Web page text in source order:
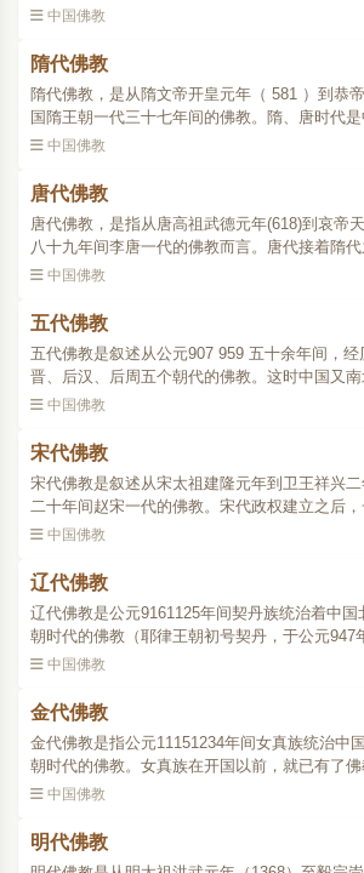
齐、北周诸代的佛教。北魏拓跋氏从道武帝（
中国佛教
隋代佛教
隋代佛教，是从隋文帝开皇元年（ 581 ）到恭
国隋王朝一代三十七年间的佛教。隋、唐时代
期。隋代虽然立国不久，但在政治上统一了南
中国佛教
唐代佛教
唐代佛教，是指从唐高祖武德元年(618)到哀帝
八十九年间李唐一代的佛教而言。唐代接着隋
教的整顿和利用。高祖武德二年（619），就在
中国佛教
五代佛教
五代佛教是叙述从公元907 959 五十余年间，
晋、后汉、后周五个朝代的佛教。这时中国又
更迭，南方则先有前蜀、吴、吴越、闽、南汉
中国佛教
宋代佛教
宋代佛教是叙述从宋太祖建隆元年到卫王祥兴
二十年间赵宋一代的佛教。宋代政权建立之后
策，给佛教以适当保护来加强国内统治的力量
中国佛教
辽代佛教
辽代佛教是公元9161125年间契丹族统治着中国
朝时代的佛教（耶律王朝初号契丹，于公元947
号契丹）。契丹族原无佛教信仰，唐末，契丹
中国佛教
金代佛教
金代佛教是指公元11151234年间女真族统治中
朝时代的佛教。女真族在开国以前，就已有了
从它邻境奉行佛教的高丽、渤海等国传入的。
中国佛教
明代佛教